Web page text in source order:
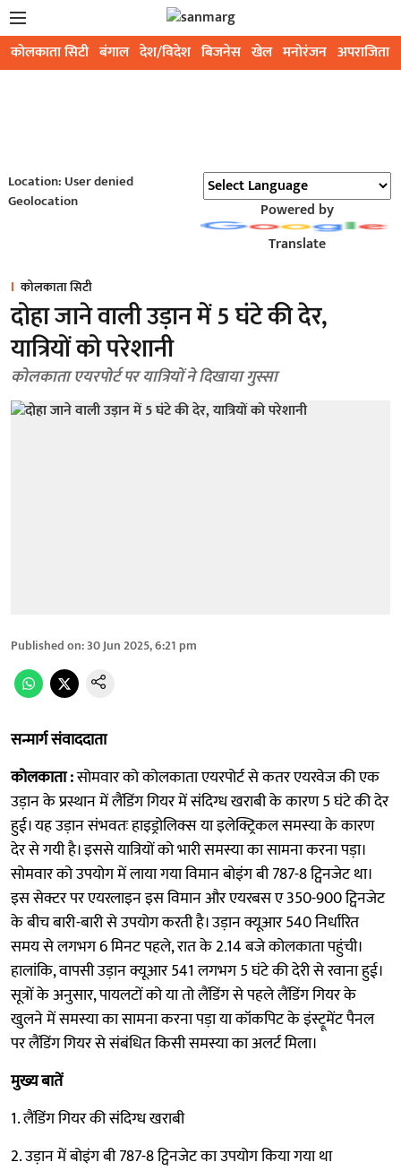
कोलकाता सिटी बंगाल देश/विदेश बिजनेस खेल मनोरंजन अपराजिता
Location: User denied
Geolocation
Powered by
Translate
कोलकाता सिटी
दोहा जाने वाली उड़ान में 5 घंटे की देर,
यात्रियों को परेशानी
कोलकाता एयरपोर्ट पर यात्रियों ने दिखाया गुस्सा
Published on:30 Jun 2025, 6:21 pm
सन्मार्ग संवाददाता
कोलकाता :सोमवार को कोलकाता एयरपोर्ट से कतर एयरवेज की एक
उड़ान के प्रस्थान में लैंडिंग गियर में संदिग्ध खराबी के कारण 5 घंटे की देर
हुई। यह उड़ान संभवतः हाइड्रोलिक्स या इलेक्ट्रिकल समस्या के कारण
देर से गयी है। इससे यात्रियों को भारी समस्या का सामना करना पड़ा।
सोमवार को उपयोग में लाया गया विमान बोइंग बी 787-8 ट्विनजेट था।
इस सेक्टर पर एयरलाइन इस विमान और एयरबस ए 350-900 ट्विनजेट
के बीच बारी-बारी से उपयोग करती है। उड़ान क्यूआर 540 निर्धारित
समय से लगभग 6 मिनट पहले, रात के 2.14 बजे कोलकाता पहुंची।
हालांकि, वापसी उड़ान क्यूआर 541 लगभग 5 घंटे की देरी से रवाना हुई।
सूत्रों के अनुसार, पायलटों को या तो लैंडिंग से पहले लैंडिंग गियर के
खुलने में समस्या का सामना करना पड़ा या कॉकपिट के इंस्ट्रूमेंट पैनल
पर लैंडिंग गियर से संबंधित किसी समस्या का अलर्ट मिला।
मुख्य बातें
1. लैंडिंग गियर की संदिग्ध खराबी
2. उड़ान में बोइंग बी 787-8 ट्विनजेट का उपयोग किया गया था